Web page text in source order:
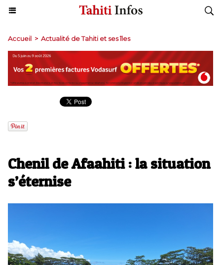
Accueil > Actualité de Tahiti et ses îles
Chenil de Afaahiti : la situation
s’éternise